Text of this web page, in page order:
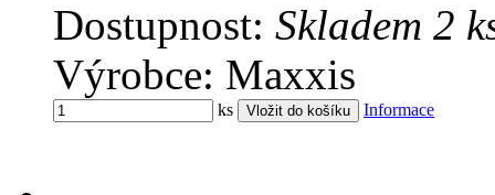
Dostupnost: Skladem 2
Výrobce: Maxxis
ks Informace